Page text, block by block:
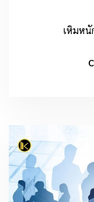
เหิมหนั